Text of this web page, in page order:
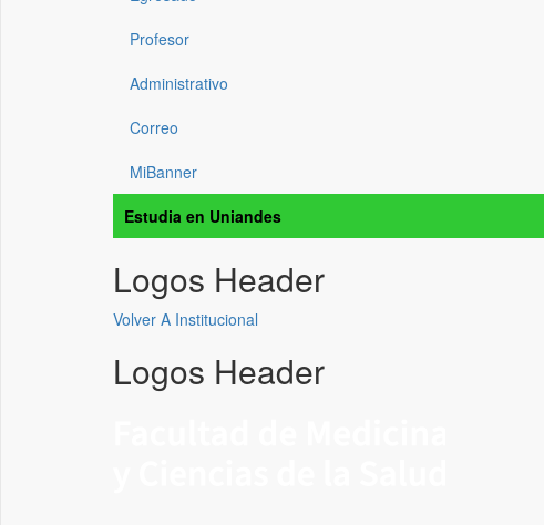
Profesor
Administrativo
Correo
MiBanner
Estudia en Uniandes
Logos Header
Volver A Institucional
Logos Header